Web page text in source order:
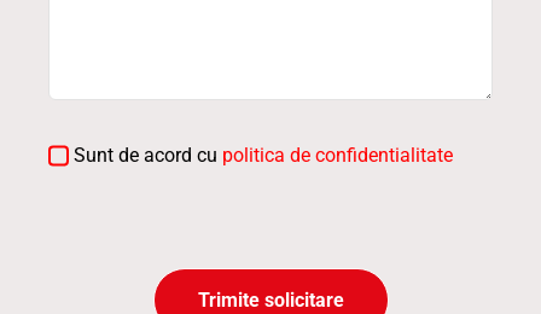
Sunt de acord cu politica de confidentialitate
Trimite solicitare